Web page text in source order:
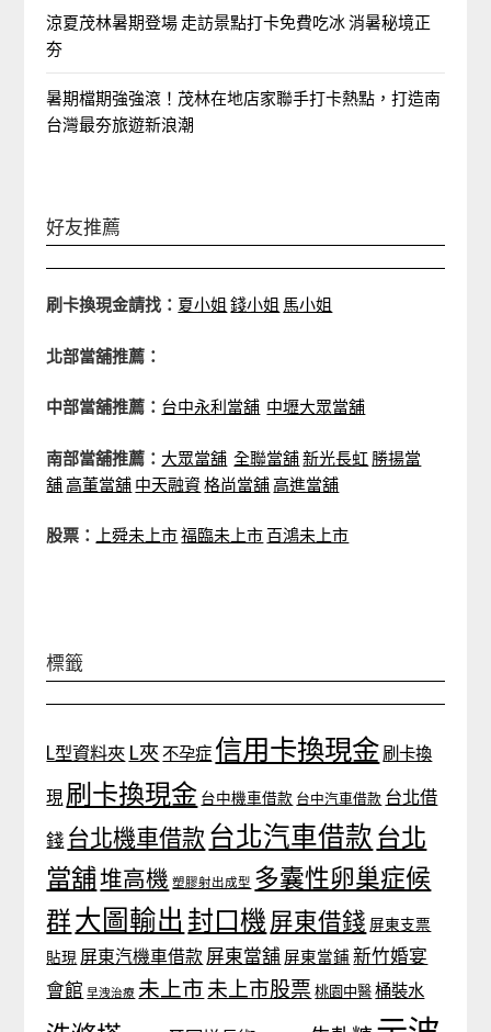
涼夏茂林暑期登場 走訪景點打卡免費吃冰 消暑秘境正
夯
暑期檔期強強滾！茂林在地店家聯手打卡熱點，打造南
台灣最夯旅遊新浪潮
好友推薦
刷卡換現金請找： 夏小姐 錢小姐 馬小姐
北部當舖推薦：
中部當舖推薦： 台中永利當舖 中壢大眾當舖
南部當舖推薦： 大眾當舖 全聯當舖新光長虹 勝揚當
舖高董當舖 中天融資格尚當舖高進當舖
股票： 上舜未上市福臨未上市 百鴻未上市
標籤
L型資料夾 L夾 不孕症 信用卡換現金 刷卡換
現 刷卡換現金 台中機車借款 台中汽車借款 台北借
錢 台北機車借款 台北汽車借款 台北
當舖堆高機 塑膠射出成型 多囊性卵巢症候
群大圖輸出 封口機 屏東借錢 屏東支票
貼現 屏東汽機車借款 屏東當舖 屏東當鋪 新竹婚宴
會館 早洩治療 未上市 未上市股票 桃園中醫 桶裝水